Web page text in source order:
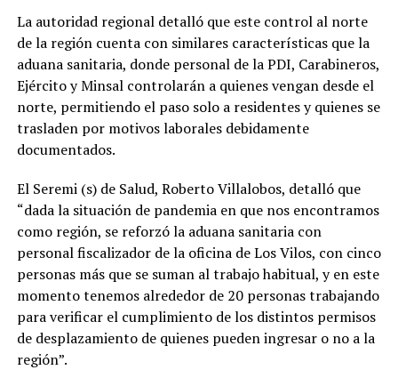
La autoridad regional detalló que este control al norte
de la región cuenta con similares características que la
aduana sanitaria, donde personal de la PDI, Carabineros,
Ejército y Minsal controlarán a quienes vengan desde el
norte, permitiendo el paso solo a residentes y quienes se
trasladen por motivos laborales debidamente
documentados.
El Seremi (s) de Salud, Roberto Villalobos, detalló que
“dada la situación de pandemia en que nos encontramos
como región, se reforzó la aduana sanitaria con
personal fiscalizador de la oficina de Los Vilos, con cinco
personas más que se suman al trabajo habitual, y en este
momento tenemos alrededor de 20 personas trabajando
para verificar el cumplimiento de los distintos permisos
de desplazamiento de quienes pueden ingresar o no a la
región”.